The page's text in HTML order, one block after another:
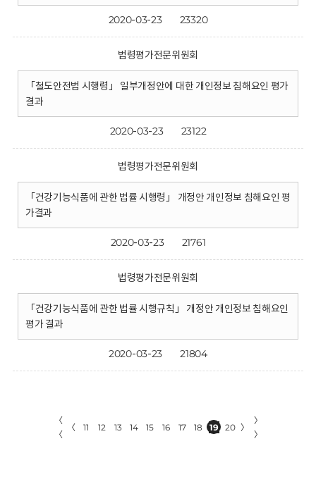
2020-03-23 23320
법령평가전문위원회
「철도안전법 시행령」 일부개정안에 대한 개인정보 침해요인 평가
결과
2020-03-23 23122
법령평가전문위원회
「건강기능식품에 관한 법률 시행령」 개정안 개인정보 침해요인 평
가결과
2020-03-23 21761
법령평가전문위원회
「건강기능식품에 관한 법률 시행규칙」 개정안 개인정보 침해요인
평가 결과
2020-03-23 21804
〈
〈
〈 11 12 13 14 15 16 17 18 19 20 〉
〉
〉